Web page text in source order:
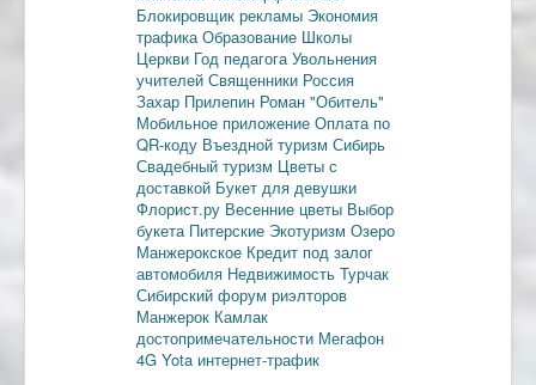
Блокировщик рекламы Экономия
трафика Образование Школы
Церкви Год педагога Увольнения
учителей Священники Россия
Захар Прилепин Роман "Обитель"
Мобильное приложение Оплата по
QR-коду Въездной туризм Сибирь
Свадебный туризм Цветы с
доставкой Букет для девушки
Флорист.ру Весенние цветы Выбор
букета Питерские Экотуризм Озеро
Манжерокское Кредит под залог
автомобиля Недвижимость Турчак
Сибирский форум риэлторов
Манжерок Камлак
достопримечательности Мегафон
4G Yota интернет-трафик